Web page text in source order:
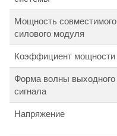
Мощность совместимого
силового модуля
Коэффициент мощности
Форма волны выходного
сигнала
Напряжение